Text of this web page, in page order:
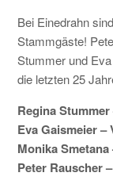
Bei Einedrahn
Stammgäste!
Stummer und
die letzten 25
Regina
Eva Gaismeier –
Monika
Peter Rauscher